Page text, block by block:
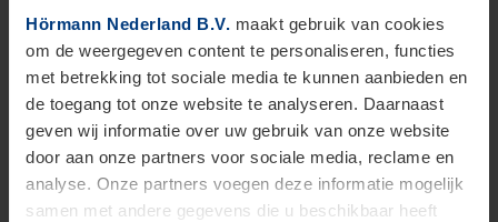
Hörmann Nederland B.V. maakt gebruik van cookies
om de weergegeven content te personaliseren, functies
met betrekking tot sociale media te kunnen aanbieden en
de toegang tot onze website te analyseren. Daarnaast
geven wij informatie over uw gebruik van onze website
door aan onze partners voor sociale media, reclame en
analyse. Onze partners voegen deze informatie mogelijk
samen met andere gegevens die u beschikbaar heeft